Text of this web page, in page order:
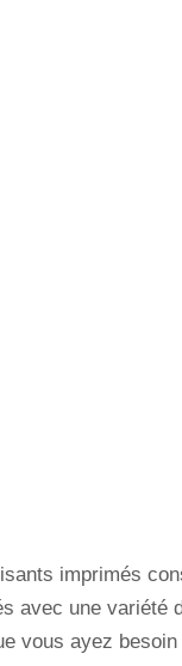
imprimés
avec une variété
vous ayez